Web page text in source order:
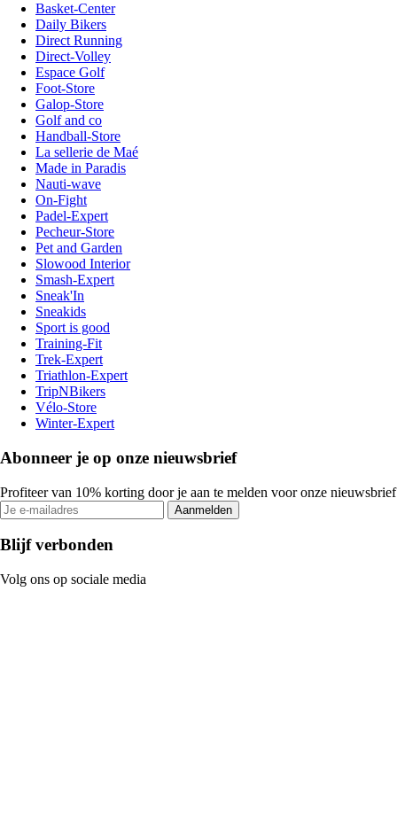
Basket-Center
Daily Bikers
Direct Running
Direct-Volley
Espace Golf
Foot-Store
Galop-Store
Golf and co
Handball-Store
La sellerie de Maé
Made in Paradis
Nauti-wave
On-Fight
Padel-Expert
Pecheur-Store
Pet and Garden
Slowood Interior
Smash-Expert
Sneak'In
Sneakids
Sport is good
Training-Fit
Trek-Expert
Triathlon-Expert
TripNBikers
Vélo-Store
Winter-Expert
Abonneer je op onze nieuwsbrief
Profiteer van 10% korting door je aan te melden voor onze nieuwsbrief
Aanmelden
Blijf verbonden
Volg ons op sociale media